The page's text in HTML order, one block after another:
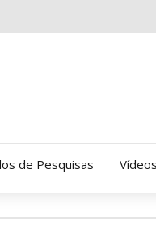
de Pesquisas Vídeos